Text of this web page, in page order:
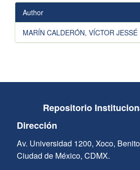
Author
MARÍN CALDERÓN, VÍCTOR JESSÉ
Repositorio
Dirección
Av. Universidad 1200, Xoco,
Ciudad de México, CDMX.